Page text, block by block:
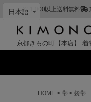
¥11,000以上送料無料
京都きもの町【本店】 着
HOME
帯 袋帯